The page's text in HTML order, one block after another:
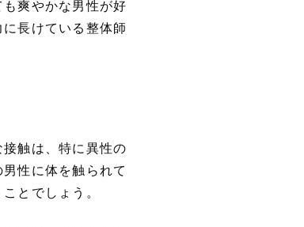
爽やかな男性が好
長けている整体師
触は、特に異性の
性に体を触られて
とでしょう。